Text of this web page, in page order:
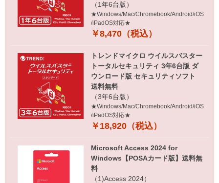
（1年6台版）
★Windows/Mac/Chromebook/Android/iOS
/iPadOS対応★
￥8,470（税込）
トレンドマイクロ ウイルスバスター
トータルセキュリティ 3年6台版 ダ
ウンロード版 セキュリティソフト
送料無料
（3年6台版）
★Windows/Mac/Chromebook/Android/iOS
/iPadOS対応★
￥18,920（税込）
Microsoft Access 2024 for
Windows【POSAカード版】送料無
料
（1)Access 2024）